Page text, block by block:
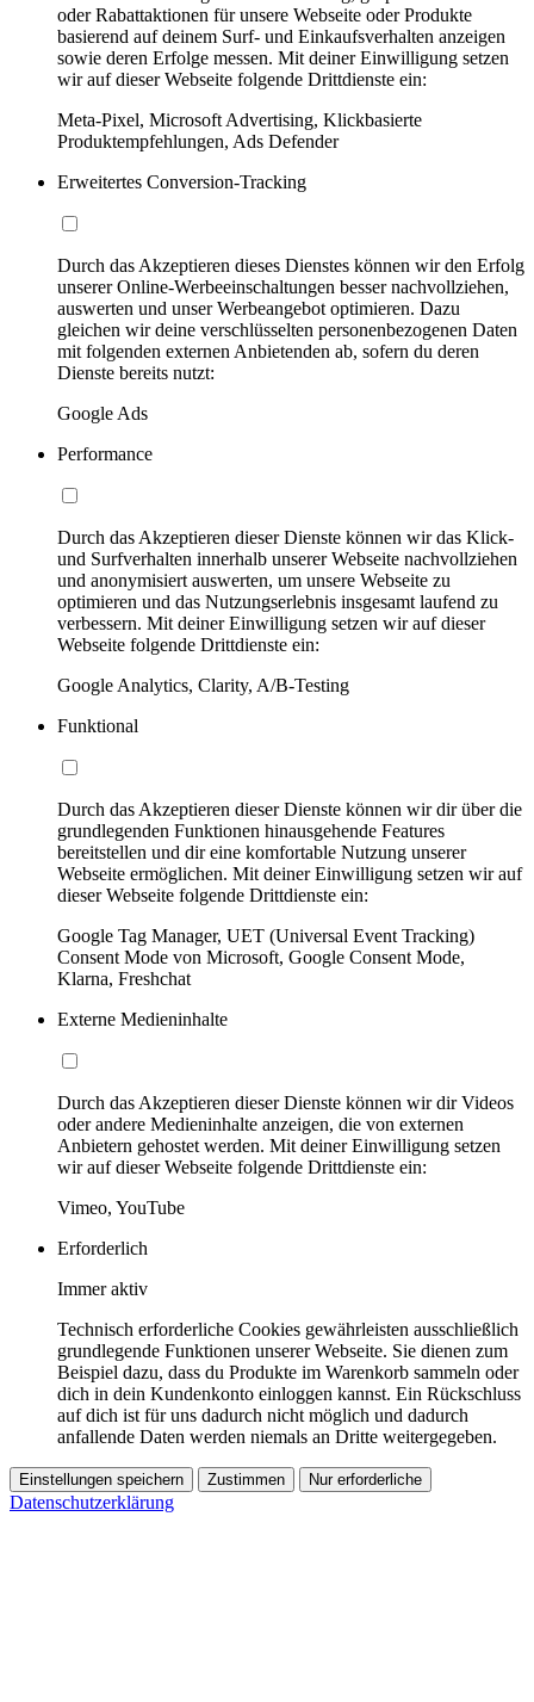
oder Rabattaktionen für unsere Webseite oder Produkte
basierend auf deinem Surf- und Einkaufsverhalten anzeigen
sowie deren Erfolge messen. Mit deiner Einwilligung setzen
wir auf dieser Webseite folgende Drittdienste ein:
Meta-Pixel, Microsoft Advertising, Klickbasierte
Produktempfehlungen, Ads Defender
Erweitertes Conversion-Tracking
Durch das Akzeptieren dieses Dienstes können wir den Erfolg
unserer Online-Werbeeinschaltungen besser nachvollziehen,
auswerten und unser Werbeangebot optimieren. Dazu
gleichen wir deine verschlüsselten personenbezogenen Daten
mit folgenden externen Anbietenden ab, sofern du deren
Dienste bereits nutzt:
Google Ads
Performance
Durch das Akzeptieren dieser Dienste können wir das Klick-
und Surfverhalten innerhalb unserer Webseite nachvollziehen
und anonymisiert auswerten, um unsere Webseite zu
optimieren und das Nutzungserlebnis insgesamt laufend zu
verbessern. Mit deiner Einwilligung setzen wir auf dieser
Webseite folgende Drittdienste ein:
Google Analytics, Clarity, A/B-Testing
Funktional
Durch das Akzeptieren dieser Dienste können wir dir über die
grundlegenden Funktionen hinausgehende Features
bereitstellen und dir eine komfortable Nutzung unserer
Webseite ermöglichen. Mit deiner Einwilligung setzen wir auf
dieser Webseite folgende Drittdienste ein:
Google Tag Manager, UET (Universal Event Tracking)
Consent Mode von Microsoft, Google Consent Mode,
Klarna, Freshchat
Externe Medieninhalte
Durch das Akzeptieren dieser Dienste können wir dir Videos
oder andere Medieninhalte anzeigen, die von externen
Anbietern gehostet werden. Mit deiner Einwilligung setzen
wir auf dieser Webseite folgende Drittdienste ein:
Vimeo, YouTube
Erforderlich
Immer aktiv
Technisch erforderliche Cookies gewährleisten ausschließlich
grundlegende Funktionen unserer Webseite. Sie dienen zum
Beispiel dazu, dass du Produkte im Warenkorb sammeln oder
dich in dein Kundenkonto einloggen kannst. Ein Rückschluss
auf dich ist für uns dadurch nicht möglich und dadurch
anfallende Daten werden niemals an Dritte weitergegeben.
Einstellungen speichern Zustimmen Nur erforderliche
Datenschutzerklärung